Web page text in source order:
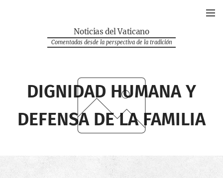
Noticias del Vaticano
Comentadas desde la perspectiva de la tradición
DIGNIDAD HUMANA Y
DEFENSA DE LA FAMILIA